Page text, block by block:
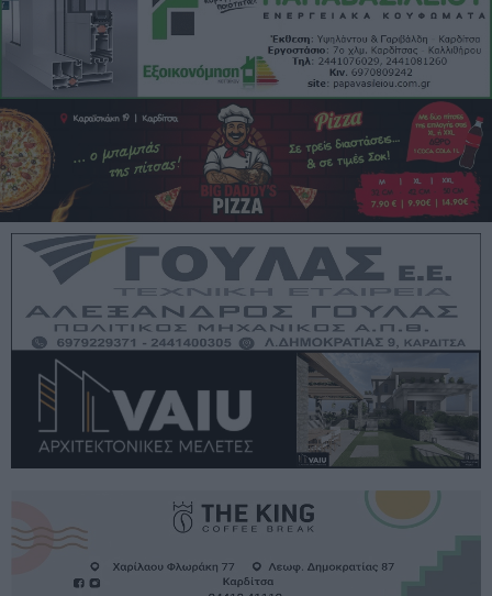
Επικοινωνία με το
KarditsaLive.Net